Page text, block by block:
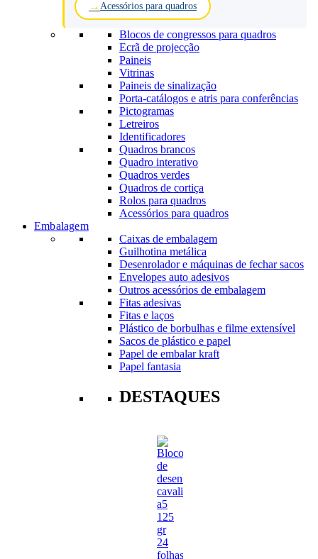
Acessórios para quadros
Blocos de congressos para quadros
Ecrã de projecção
Paineis
Vitrinas
Paineis de sinalização
Porta-catálogos e atris para conferências
Pictogramas
Letreiros
Identificadores
Quadros brancos
Quadro interativo
Quadros verdes
Quadros de cortiça
Rolos para quadros
Acessórios para quadros
Embalagem
Caixas de embalagem
Guilhotina metálica
Desenrolador e máquinas de fechar sacos
Envelopes auto adesivos
Outros acessórios de embalagem
Fitas adesivas
Fitas e laços
Plástico de borbulhas e filme extensível
Sacos de plástico e papel
Papel de embalar kraft
Papel fantasia
DESTAQUES